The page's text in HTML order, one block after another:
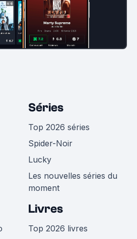
Séries
Top 2026 séries
Spider-Noir
Lucky
Les nouvelles séries du
moment
Livres
Top 2026 livres